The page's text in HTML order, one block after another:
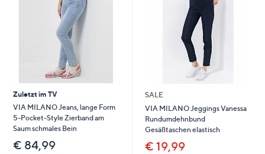
Zuletzt im TV
VIA MILANO Jeans, lange Form
5-Pocket-Style Zierband am
Saum schmales Bein
€ 84,99
SALE
VIA MILANO Jeggings Vanessa
Rundumdehnbund
Gesäßtaschen elastisch
€ 19,99